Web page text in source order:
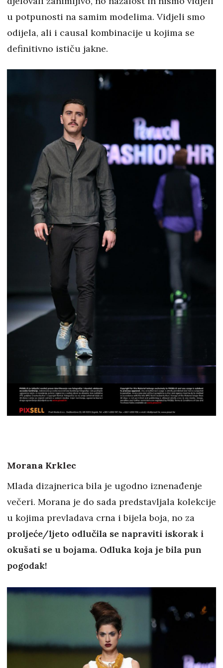
u potpunosti na samim modelima. Vidjeli smo
odijela, ali i causal kombinacije u kojima se
definitivno ističu jakne.
Morana Krklec
Mlada dizajnerica bila je ugodno iznenađenje
večeri. Morana je do sada predstavljala kolekcije
u kojima prevladava crna i bijela boja, no za
proljeće/ljeto odlučila se napraviti iskorak i
okušati se u bojama. Odluka koja je bila pun
pogodak!